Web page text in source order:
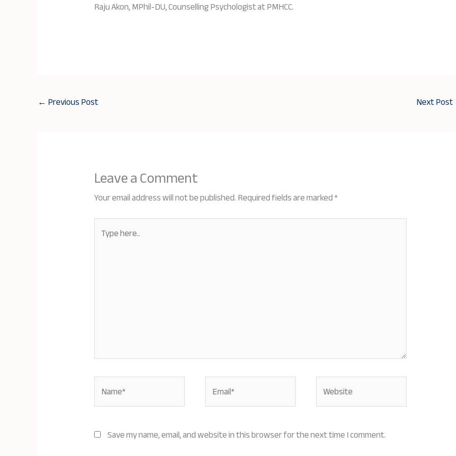
Raju Akon, MPhil-DU, Counselling Psychologist at PMHCC.
← Previous Post Next Post
Leave a Comment
Your email address will not be published.Required fields are marked*
here..
Website
Save my name, email, and website in this browser for the next time I comment.